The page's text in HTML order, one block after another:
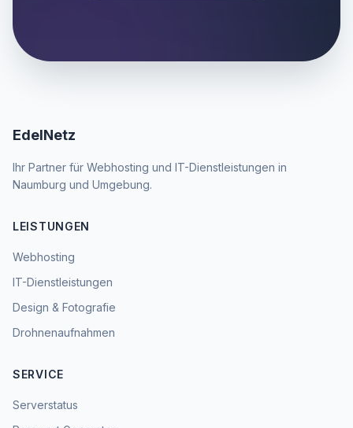
EdelNetz
Ihr Partner für Webhosting und IT-Dienstleistungen in
Naumburg und Umgebung.
LEISTUNGEN
Webhosting
IT-Dienstleistungen
Design & Fotografie
Drohnenaufnahmen
SERVICE
Serverstatus